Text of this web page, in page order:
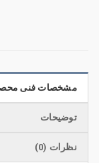
مشخصات فنی
توضیحات
نظرات (0)